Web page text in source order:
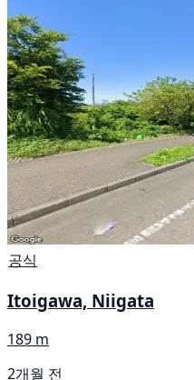
공식
Itoigawa, Niigata
189 m
2개월 전